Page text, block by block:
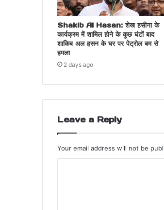
Shakib Al Hasan: शेख हसीना के
कार्यक्रम में शामिल होने के कुछ घंटों बाद
शाकिब अल हसन के घर पर पेट्रोल बम से
हमला
2 days ago
Leave a Reply
Your email address will not be